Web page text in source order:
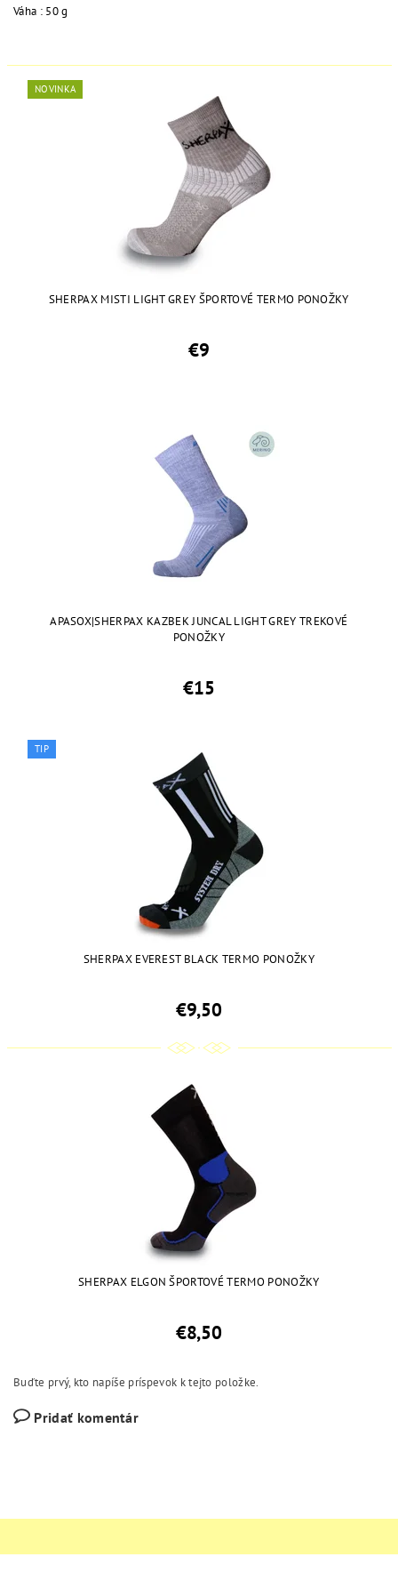
Váha : 50 g
NOVINKA
SHERPAX MISTI LIGHT GREY ŠPORTOVÉ TERMO PONOŽKY
€9
APASOX|SHERPAX KAZBEK JUNCAL LIGHT GREY TREKOVÉ
PONOŽKY
€15
TIP
SHERPAX EVEREST BLACK TERMO PONOŽKY
€9,50
SHERPAX ELGON ŠPORTOVÉ TERMO PONOŽKY
€8,50
Buďte prvý, kto napíše príspevok k tejto položke.
Pridať komentár